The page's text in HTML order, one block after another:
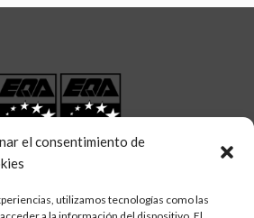
el consentimiento de
utilizamos tecnologías como las